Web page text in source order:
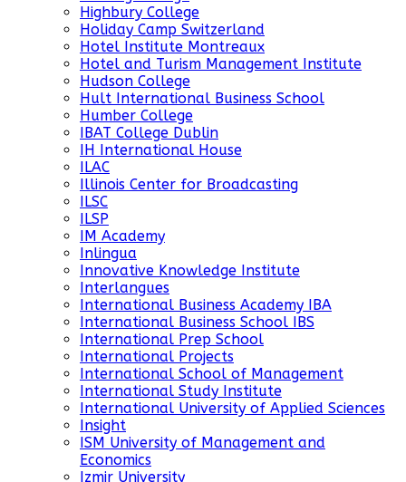
Highbury College
Holiday Camp Switzerland
Hotel Institute Montreaux
Hotel and Turism Management Institute
Hudson College
Hult International Business School
Humber College
IBAT College Dublin
IH International House
ILAC
Illinois Center for Broadcasting
ILSC
ILSP
IM Academy
Inlingua
Innovative Knowledge Institute
Interlangues
International Business Academy IBA
International Business School IBS
International Prep School
International Projects
International School of Management
International Study Institute
International University of Applied Sciences
Insight
ISM University of Management and
Economics
Izmir University